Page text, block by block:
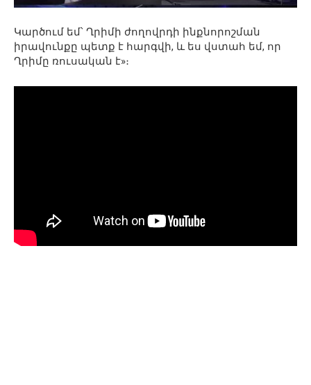
Կարծում եմ՝ Ղրիմի ժողովրդի ինքնորոշման
իրավունքը պետք է հարգվի, և ես վստահ եմ, որ
Ղրիմը ռուսական է»։